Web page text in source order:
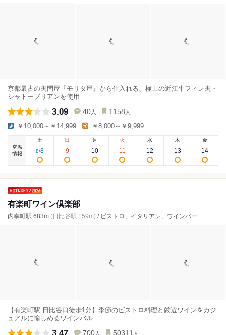
京都最古の肉問屋『モリタ屋』から仕入れる、極上の近江牛フィレ肉・
シャトーブリアンを使用
3.09 40 人 1158 人
￥10,000～￥14,999 ￥8,000～￥9,999
空席
情報
土
8/8
日
9
月
10
火
11
水
12
木
13
金
14
有楽町ワイン倶楽部
内幸町駅 683m (日比谷駅 159m) / ビストロ、イタリアン、ワインバー
【有楽町駅 日比谷口徒歩1分】季節のビストロ料理と厳選ワインをカジ
ュアルに愉しめるワインバル
3.47 700 人 50311 人